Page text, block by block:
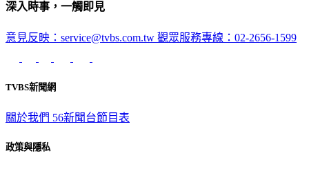
深入時事，一觸即見
意見反映：service@tvbs.com.tw 觀眾服務專線：02-2656-1599
TVBS新聞網
關於我們 56新聞台節目表
政策與隱私